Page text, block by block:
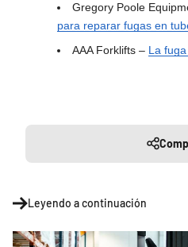
Gregory Poole
para reparar fugas en
AAA Forklifts – La
Leyendo a continuación